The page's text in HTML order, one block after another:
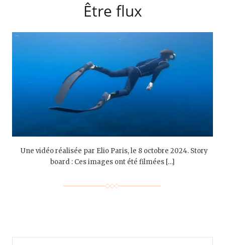
Être flux
Une vidéo réalisée par Elio Paris, le 8 octobre 2024. Story
board : Ces images ont été filmées […]